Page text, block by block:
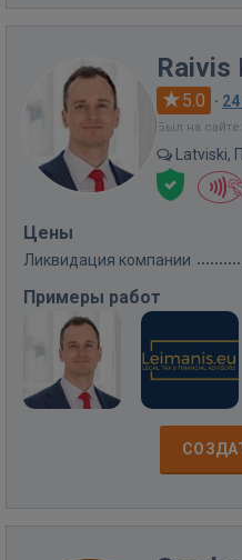
Raivis
5.0 ·
Был на
Latviski,
Цены
Ликвидация компании
Примеры работ